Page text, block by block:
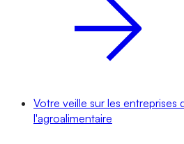
Votre veille sur les entreprises
l'agroalimentaire